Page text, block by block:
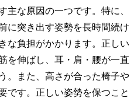
主な原因の一つです。特に、
に突き出す姿勢を長時間続け
な負担がかかります。正しい
を伸ばし、耳・肩・腰が一直
。また、高さが合った椅子や
です。正しい姿勢を保つこと